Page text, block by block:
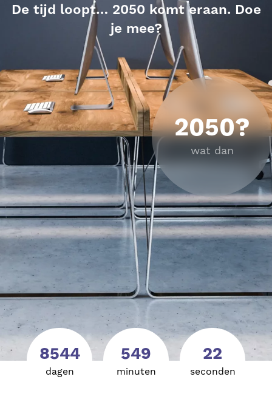
De tijd loopt… 2050 komt eraan. Doe
je mee?
2050?
wat dan
8544
dagen
549
minuten
21
seconden